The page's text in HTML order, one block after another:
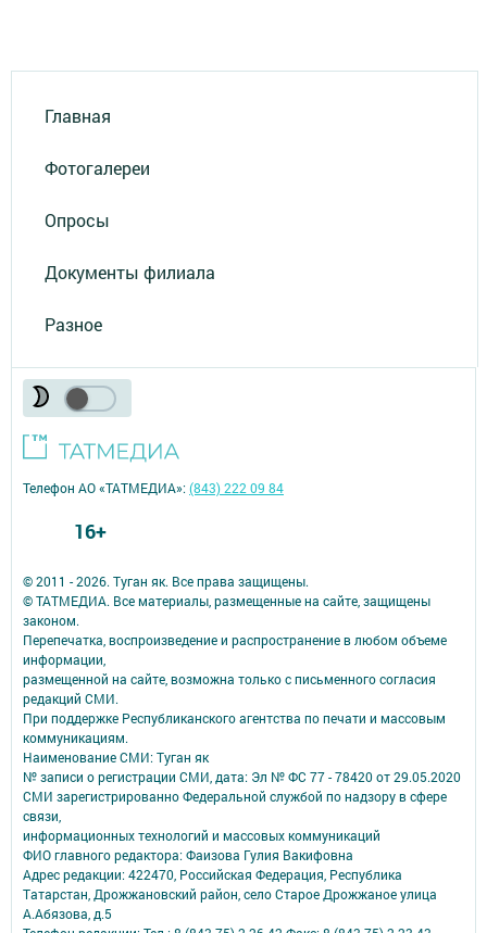
Главная
Фотогалереи
Опросы
Документы филиала
Разное
© 2011 - 2026. Туган як. Все права защищены.
© ТАТМЕДИА. Все материалы, размещенные на сайте, защищены
законом.
Перепечатка, воспроизведение и распространение в любом объеме
информации,
размещенной на сайте, возможна только с письменного согласия
редакций СМИ.
При поддержке Республиканского агентства по печати и массовым
коммуникациям.
Наименование СМИ: Туган як
№ записи о регистрации СМИ, дата: Эл № ФС 77 - 78420 от 29.05.2020
СМИ зарегистрированно Федеральной службой по надзору в сфере
связи,
информационных технологий и массовых коммуникаций
ФИО главного редактора: Фаизова Гулия Вакифовна
Адрес редакции: 422470, Российская Федерация, Республика
Татарстан, Дрожжановский район, село Старое Дрожжаное улица
А.Абязова, д.5
Телефон АО «ТАТМЕДИА»:(843) 222 09 84
16+